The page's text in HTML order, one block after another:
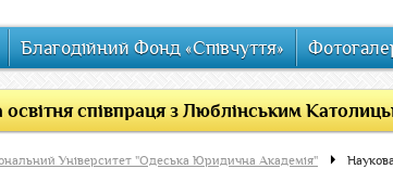
Благодійний Фонд «Співчуття»
освітня співпраця з Люблінським
Університет "Одеська Юридична Академія"